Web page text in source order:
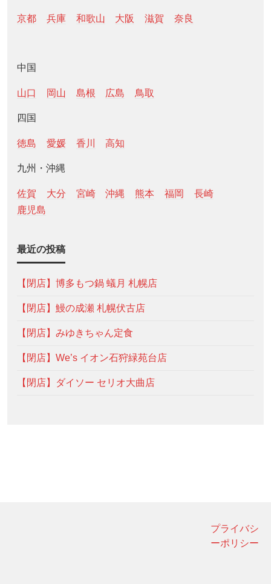
京都 兵庫 和歌山 大阪 滋賀 奈良
中国
山口 岡山 島根 広島 鳥取
四国
徳島 愛媛 香川 高知
九州・沖縄
佐賀 大分 宮崎 沖縄 熊本 福岡
長崎
鹿児島
最近の投稿
【閉店】博多もつ鍋 蟻月 札幌店
【閉店】鰻の成瀬 札幌伏古店
【閉店】みゆきちゃん定食
【閉店】We’s イオン石狩緑苑台店
【閉店】ダイソー セリオ大曲店
プライバシ
ーポリシー